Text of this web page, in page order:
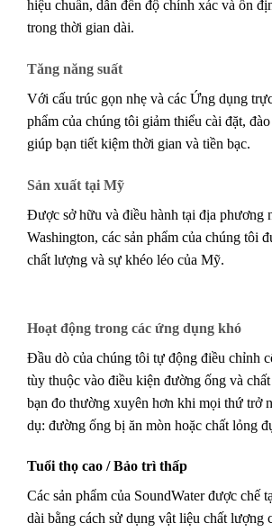
hiệu chuẩn, dẫn đến độ chính xác và ổn
trong thời gian dài.
Tăng năng suất
Với cấu trúc gọn nhẹ và các Ứng dụng
phẩm của chúng tôi giảm thiểu cài đặt,
giúp bạn tiết kiệm thời gian và tiền bạc.
Sản xuất tại Mỹ
Được sở hữu và điều hành tại địa phương
Washington, các sản phẩm của chúng tôi
chất lượng và sự khéo léo của Mỹ.
Hoạt động trong các ứng dụng khó
Đầu dò của chúng tôi tự động điều chỉnh
tùy thuộc vào điều kiện đường ống và
bạn đo thường xuyên hơn khi mọi thứ trở
dụ: đường ống bị ăn mòn hoặc chất lỏng
Tuổi thọ cao / Bảo trì thấp
Các sản phẩm của SoundWater được chế
dài bằng cách sử dụng vật liệu chất lượng